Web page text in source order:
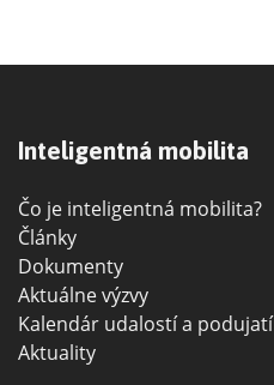
Inteligentná mobilita
Čo je inteligentná mobilita?
Články
Dokumenty
Aktuálne výzvy
Kalendár udalostí a podujatí
Aktuality